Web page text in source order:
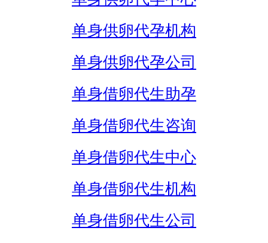
单身供卵代孕机构
单身供卵代孕公司
单身借卵代生助孕
单身借卵代生咨询
单身借卵代生中心
单身借卵代生机构
单身借卵代生公司